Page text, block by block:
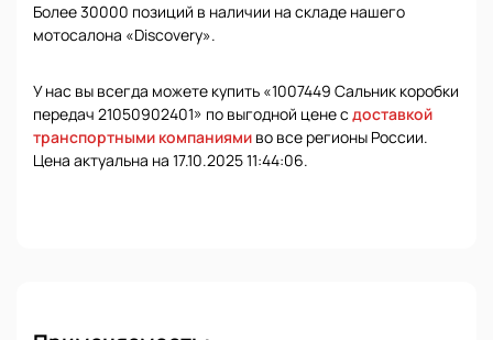
Более 30000 позиций в наличии на складе нашего
мотосалона «Discovery».
У нас вы всегда можете купить «1007449 Сальник коробки
передач 21050902401» по выгодной цене с доставкой
транспортными компаниями во все регионы России.
Цена актуальна на 17.10.2025 11:44:06.